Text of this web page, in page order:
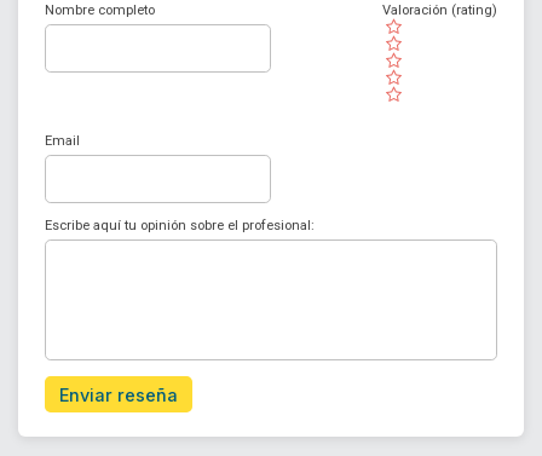
Nombre completo
( )
( )
( )
( )
( )
Valoración (rating)
Email
Escribe aquí tu opinión sobre el profesional:
Enviar reseña